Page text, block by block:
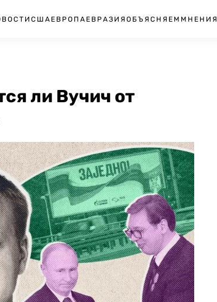
США ЕВРОПА ЕВРАЗИЯ ОБЪЯСНЯЕМ МНЕНИЯ
ли Вучич от